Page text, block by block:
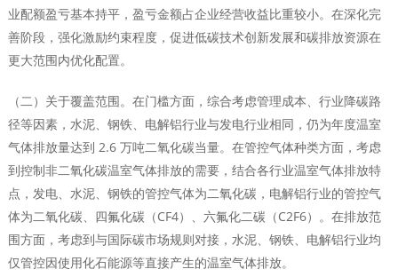
业配额盈亏基本持平，盈亏金额占企业经营收益比重较小。在深化完
善阶段，强化激励约束程度，促进低碳技术创新发展和碳排放资源在
更大范围内优化配置。
（二）关于覆盖范围。在门槛方面，综合考虑管理成本、行业降碳路
径等因素，水泥、钢铁、电解铝行业与发电行业相同，仍为年度温室
气体排放量达到 2.6 万吨二氧化碳当量。在管控气体种类方面，考虑
到控制非二氧化碳温室气体排放的需要，结合各行业温室气体排放特
点，发电、水泥、钢铁的管控气体为二氧化碳，电解铝行业的管控气
体为二氧化碳、四氟化碳（CF4）、六氟化二碳（C2F6）。在排放范
围方面，考虑到与国际碳市场规则对接，水泥、钢铁、电解铝行业均
仅管控因使用化石能源等直接产生的温室气体排放。